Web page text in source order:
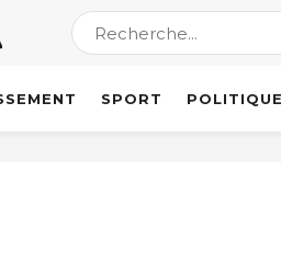
SPORT POLITIQUE